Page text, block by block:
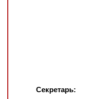
Секретарь: